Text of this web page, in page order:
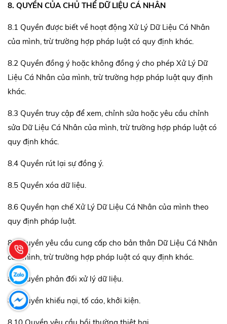
8. QUYỀN CỦA CHỦ THỂ DỮ LIỆU CÁ NHÂN
8.1 Quyền được biết về hoạt động Xử Lý Dữ Liệu Cá Nhân
của mình, trừ trường hợp pháp luật có quy định khác.
8.2 Quyền đồng ý hoặc không đồng ý cho phép Xử Lý Dữ
Liệu Cá Nhân của mình, trừ trường hợp pháp luật quy định
khác.
8.3 Quyền truy cập để xem, chỉnh sửa hoặc yêu cầu chỉnh
sửa Dữ Liệu Cá Nhân của mình, trừ trường hợp pháp luật có
quy định khác.
8.4 Quyền rút lại sự đồng ý.
8.5 Quyền xóa dữ liệu.
8.6 Quyền hạn chế Xử Lý Dữ Liệu Cá Nhân của mình theo
quy định pháp luật.
8.7 Quyền yêu cầu cung cấp cho bản thân Dữ Liệu Cá Nhân
của mình, trừ trường hợp pháp luật có quy định khác.
8.8 Quyền phản đối xử lý dữ liệu.
8.9 Quyền khiếu nại, tố cáo, khởi kiện.